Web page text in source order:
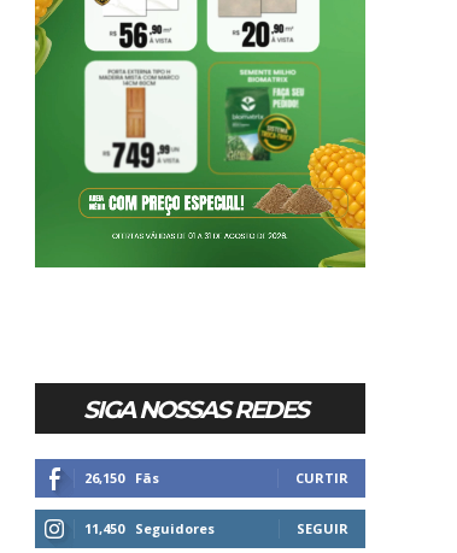
SIGA NOSSAS REDES
26,150 Fãs CURTIR
11,450 Seguidores SEGUIR